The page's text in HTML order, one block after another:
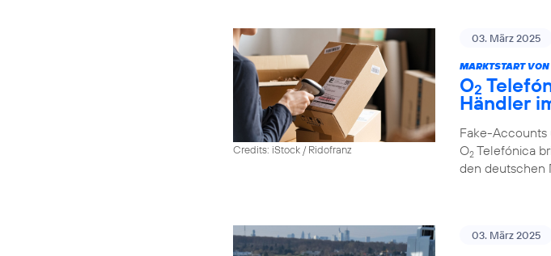
Credits: iStock / Ridofranz
03. März 2025
MARKTSTART
O2
Händler
Fake-Accounts
O2 Telefónica
den deutschen
03. März 2025